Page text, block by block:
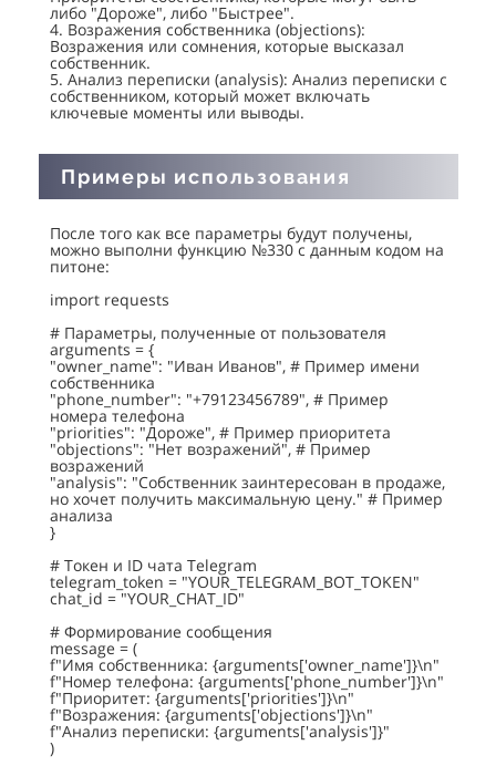
либо "Дороже", либо "Быстрее".
4. Возражения собственника (objections):
Возражения или сомнения, которые высказал
собственник.
5. Анализ переписки (analysis): Анализ переписки с
собственником, который может включать
ключевые моменты или выводы.
Примеры использования
После того как все параметры будут получены,
можно выполни функцию №330 с данным кодом на
питоне:
import requests
# Параметры, полученные от пользователя
arguments = {
"owner_name": "Иван Иванов", # Пример имени
собственника
"phone_number": "+79123456789", # Пример
номера телефона
"priorities": "Дороже", # Пример приоритета
"objections": "Нет возражений", # Пример
возражений
"analysis": "Собственник заинтересован в продаже,
но хочет получить максимальную цену." # Пример
анализа
}
# Токен и ID чата Telegram
telegram_token = "YOUR_TELEGRAM_BOT_TOKEN"
chat_id = "YOUR_CHAT_ID"
# Формирование сообщения
message = (
f"Имя собственника: {arguments['owner_name']}\n"
f"Номер телефона: {arguments['phone_number']}\n"
f"Приоритет: {arguments['priorities']}\n"
f"Возражения: {arguments['objections']}\n"
f"Анализ переписки: {arguments['analysis']}"
)